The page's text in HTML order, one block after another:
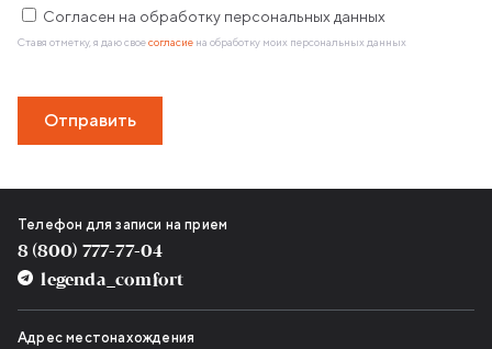
Согласен на обработку персональных данных
Ставя отметку, я даю своесогласие на обработку моих персональных данных
Отправить
Телефон для записи на прием
8 (800) 777-77-04
legenda_comfort
Адрес местонахождения